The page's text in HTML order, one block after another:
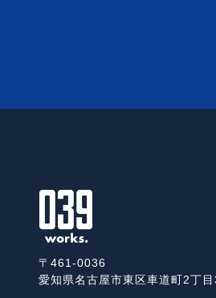
〒461-0036
愛知県名古屋市東区車道町2丁